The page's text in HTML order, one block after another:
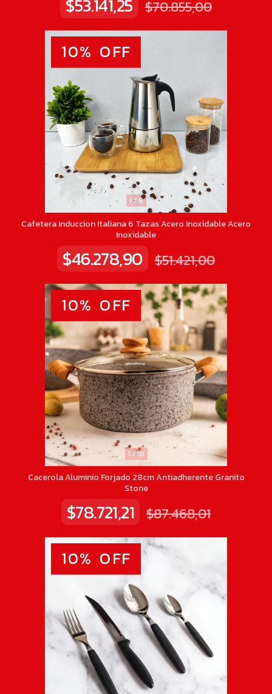
$53.141,25 $70.855,00
1 / 6
10% OFF
Cafetera Induccion Italiana 6 Tazas Acero Inoxidable Acero
Inoxidable
$46.278,90 $51.421,00
1 /10
10% OFF
Cacerola Aluminio Forjado 28cm Antiadherente Granito
Stone
$78.721,21 $87.468,01
10% OFF